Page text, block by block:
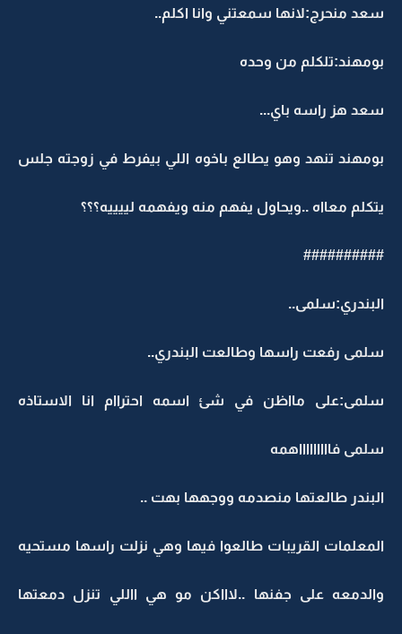
سعد منحرج:لانها سمعتني وانا اكلم..
بومهند:تلكلم من وحده
سعد هز راسه باي...
بومهند تنهد وهو يطالع باخوه اللي بيفرط في زوجته جلس
يتكلم معااه ..ويحاول يفهم منه ويفهمه لييييه؟؟؟
##########
البندري:سلمى..
سلمى رفعت راسها وطالعت البندري..
سلمى:على مااظن في شئ اسمه احتراام انا الاستاذه
سلمى فاااااااااهمه
البندر طالعتها منصدمه ووجهها بهت ..
المعلمات القريبات طالعوا فيها وهي نزلت راسها مستحيه
والدمعه على جفنها ..لاااكن مو هي االلي تنزل دمعتها